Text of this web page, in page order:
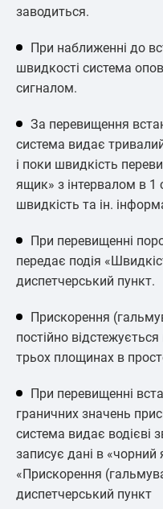
заводиться.
При наближенні до
швидкості система
сигналом.
За перевищення
система видає
і поки швидкість
ящик» з інтервалом в 1
швидкість та ін.
При перевищенні
передає подія
диспетчерський пункт.
Прискорення
постійно
трьох площинах в
При перевищенні
граничних значень
система видає водієві
записує дані в «чорний
«Прискорення
диспетчерський пункт